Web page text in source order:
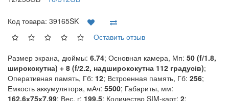
Код товара: 39165SK
Оставить отзыв
Размер экрана, дюймы: 6.74; Основная камера, Мп: 50 (f/1.8,
ширококутна) + 8 (f/2.2, надширококутна 112 градусів);
Оперативная память, Гб: 12; Встроенная память, Гб: 256;
Емкость аккумулятора, мАч: 5500; Габариты, мм:
162.6х75х7.99; Вес, г: 199.5; Количество SIM-карт: 2;